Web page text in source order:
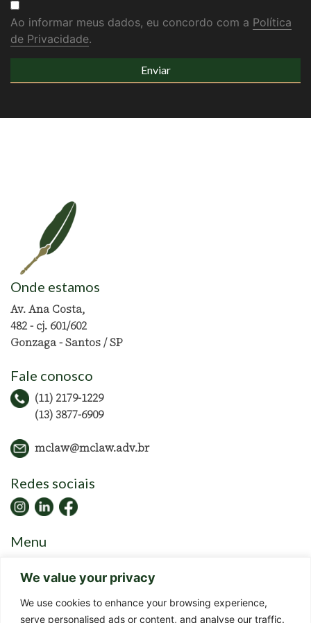
We value your privacy
We use cookies to enhance your browsing experience,
serve personalised ads or content, and analyse our traffic.
Ao informar meus dados, eu concordo com a Política
de Privacidade.
Onde estamos
Av. Ana Costa,
482 - cj. 601/602
Gonzaga - Santos / SP
Fale conosco
(11) 2179-1229
(13) 3877-6909
mclaw@mclaw.adv.br
Redes sociais
Menu
Escritório
Equipe